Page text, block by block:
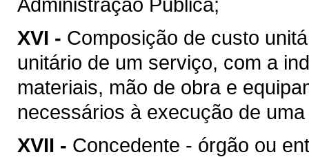
XVI - Composição de custo
unitário de um serviço, com a
materiais, mão de obra e
necessários à execução de
XVII - Concedente - órgão ou